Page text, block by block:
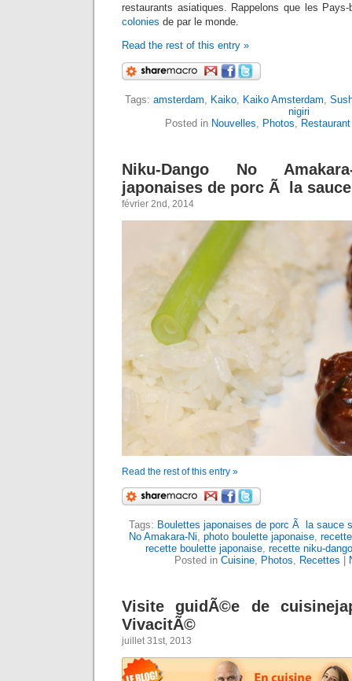
restaurants asiatiques. Rappelons que les
colonies de par le monde.
Read the rest of this entry »
Tags: amsterdam Kaiko, Kaiko Amsterdam
nigiri
Posted in Nouvelles Photos Restaurant
Niku-Dango No
japonaises de porc Ã la
février 2nd, 2014
Read the rest of this entry »
Tags: Boulettes japonaises de porc Ã la sauce
No Amakara-Ni photo boulette japonaise, recette
recette boulette japonaise recette niku-dango
Posted in Cuisine Photos Recettes |
Visite guidÃ©e de
VivacitÃ©
juillet 31st, 2013